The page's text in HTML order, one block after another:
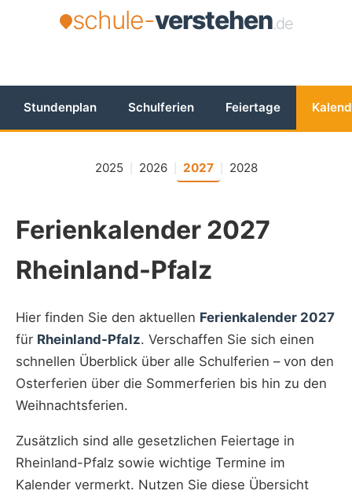
schule-verstehen.de
Stundenplan Schulferien Feiertage
2025 2026 2027 2028
Ferienkalender 2027
Rheinland-Pfalz
Hier finden Sie den aktuellen Ferienkalender 2027
für Rheinland-Pfalz. Verschaffen Sie sich einen
schnellen Überblick über alle Schulferien – von den
Osterferien über die Sommerferien bis hin zu den
Weihnachtsferien.
Zusätzlich sind alle gesetzlichen Feiertage in
Rheinland-Pfalz sowie wichtige Termine im
Kalender vermerkt. Nutzen Sie diese Übersicht